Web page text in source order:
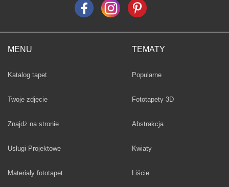
MENU
Katalog tapet
Twoje zdjęcie
Znajdż na stronie
Usługi Projektowe
Materiały fototapet
TEMATY
Fototapety
Popularne
Fototapety 3D
Fototapety
Abstrakcja
Fototapety
Kwiaty
Fototapety
Liście